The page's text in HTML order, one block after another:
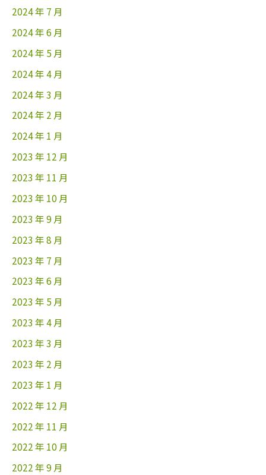
2024 年 7 月
2024 年 6 月
2024 年 5 月
2024 年 4 月
2024 年 3 月
2024 年 2 月
2024 年 1 月
2023 年 12 月
2023 年 11 月
2023 年 10 月
2023 年 9 月
2023 年 8 月
2023 年 7 月
2023 年 6 月
2023 年 5 月
2023 年 4 月
2023 年 3 月
2023 年 2 月
2023 年 1 月
2022 年 12 月
2022 年 11 月
2022 年 10 月
2022 年 9 月